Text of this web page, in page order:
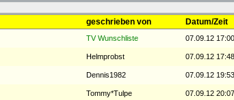
geschrieben von Datum/Zeit
TV Wunschliste 07.09.12 17:00
Helmprobst 07.09.12 17:48
Dennis1982 07.09.12 19:53
Tommy*Tulpe 07.09.12 20:07